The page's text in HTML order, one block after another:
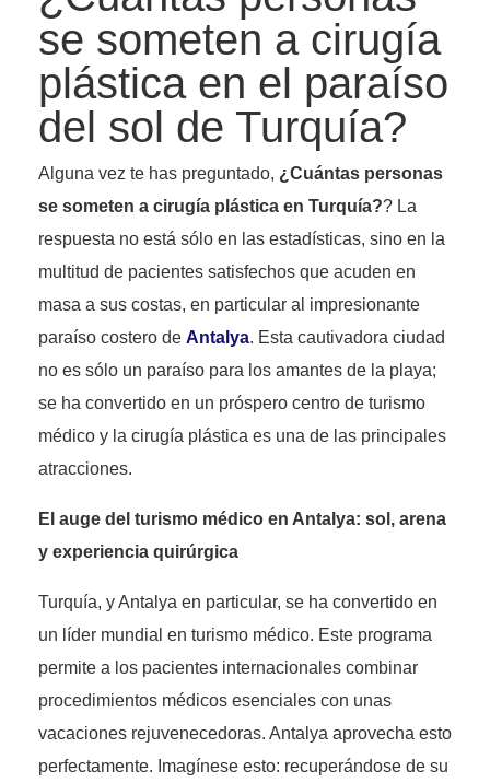
se someten a cirugía
plástica en el paraíso
del sol de Turquía?
Alguna vez te has preguntado, ¿Cuántas personas
se someten a cirugía plástica en Turquía?? La
respuesta no está sólo en las estadísticas, sino en la
multitud de pacientes satisfechos que acuden en
masa a sus costas, en particular al impresionante
paraíso costero de Antalya. Esta cautivadora ciudad
no es sólo un paraíso para los amantes de la playa;
se ha convertido en un próspero centro de turismo
médico y la cirugía plástica es una de las principales
atracciones.
El auge del turismo médico en Antalya: sol, arena
y experiencia quirúrgica
Turquía, y Antalya en particular, se ha convertido en
un líder mundial en turismo médico. Este programa
permite a los pacientes internacionales combinar
procedimientos médicos esenciales con unas
vacaciones rejuvenecedoras. Antalya aprovecha esto
perfectamente. Imagínese esto: recuperándose de su